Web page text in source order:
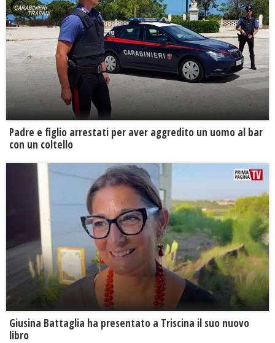
Padre e figlio arrestati per aver aggredito un uomo al bar
con un coltello
Giusina Battaglia ha presentato a Triscina il suo nuovo
libro